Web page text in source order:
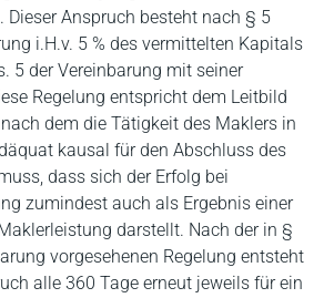
Dieser Anspruch besteht nach § 5
i.H.v. 5 % des vermittelten Kapitals
5 der Vereinbarung mit seiner
Regelung entspricht dem Leitbild
dem die Tätigkeit des Maklers in
kausal für den Abschluss des
dass sich der Erfolg bei
zumindest auch als Ergebnis einer
darstellt. Nach der in §
vorgesehenen Regelung entsteht
alle 360 Tage erneut jeweils für ein